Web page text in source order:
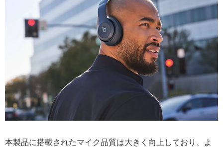
本製品に搭載されたマイク品質は大きく向上しており、よ